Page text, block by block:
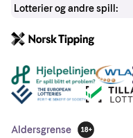
Lotterier og andre spill:
Andre lenker
Aldersgrense